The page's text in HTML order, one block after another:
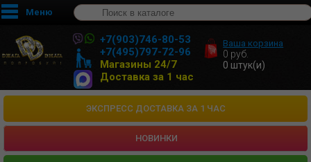
Меню
+7(903)746-80-53
+7(495)797-72-96
Магазины 24/7
Доставка за 1 час
Ваша корзина
0 руб.
0 штук(и)
ЭКСПРЕСС ДОСТАВКА ЗА 1 ЧАС
НОВИНКИ